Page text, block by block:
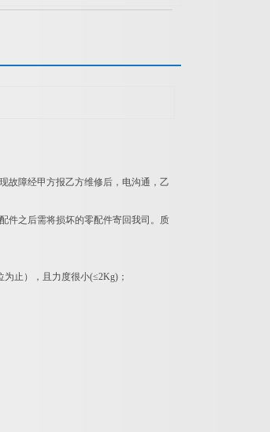
故障经甲方报乙方维修后，电沟通，乙
件之后需将损坏的零配件寄回我司。质
止），且力度很小(≤2Kg)；